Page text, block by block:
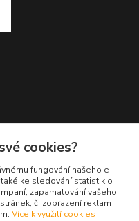
cookies?
fungování našeho e-
ke sledování statistik o
zapamatování vašeho
či zobrazení reklam
Více k využití cookies